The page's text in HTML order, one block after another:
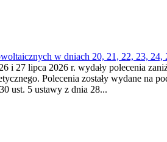
w dniach 20, 21, 22, 23, 24,
27 lipca 2026 r. wydały polecenia
Polecenia zostały wydane na
ust. 5 ustawy z dnia 28...